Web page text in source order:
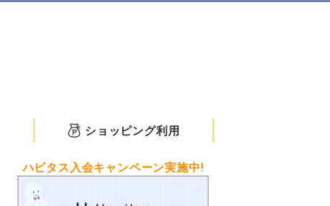
ショッピング利用
ハピタス入会キャンペーン実施中!